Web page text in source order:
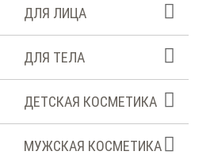
ДЛЯ ЛИЦА
ДЛЯ ТЕЛА
ДЕТСКАЯ КОСМЕТИКА
МУЖСКАЯ КОСМЕТИКА